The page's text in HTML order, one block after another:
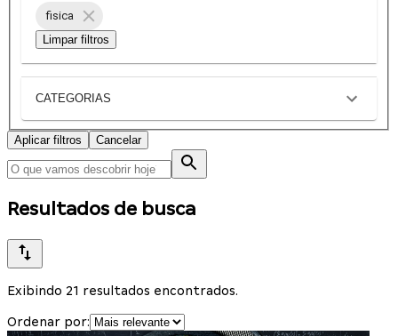
fisica
Limpar filtros
CATEGORIAS
Aplicar filtros Cancelar
Resultados de busca
Exibindo 21 resultados encontrados.
Ordenar por: